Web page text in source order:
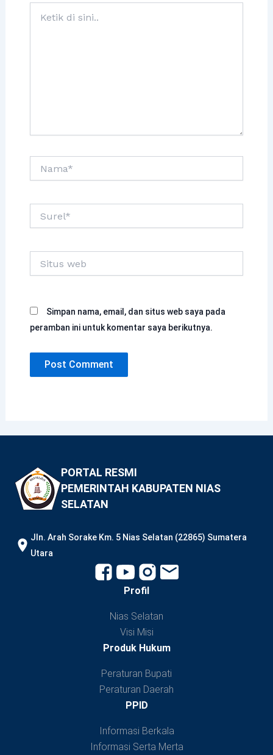
web
Simpan nama, email, dan situs web saya pada
peramban ini untuk komentar saya berikutnya.
PORTAL RESMI
PEMERINTAH KABUPATEN NIAS
SELATAN
JIn. Arah Sorake Km. 5 Nias Selatan (22865) Sumatera
Utara
Profil
Nias Selatan
Visi Misi
Produk Hukum
Peraturan Bupati
Peraturan Daerah
PPID
Informasi Berkala
Informasi Serta Merta